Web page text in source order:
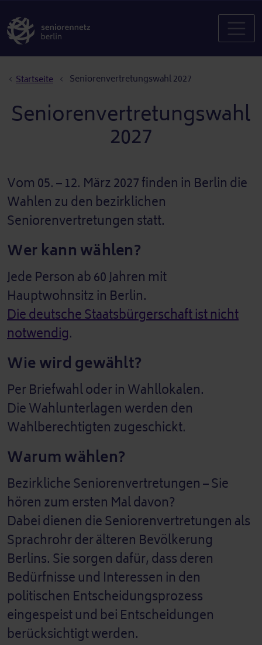
Startseite Seniorenvertretungswahl 2027
Seniorenvertretungswahl
2027
Vom 05. – 12. März 2027 finden in Berlin die
Wahlen zu den bezirklichen
Seniorenvertretungen statt.
Wer kann wählen?
Jede Person ab 60 Jahren mit
Hauptwohnsitz in Berlin.
Die deutsche Staatsbürgerschaft ist nicht
notwendig.
Wie wird gewählt?
Per Briefwahl oder in Wahllokalen.
Die Wahlunterlagen werden den
Wahlberechtigten zugeschickt.
Warum wählen?
Bezirkliche Seniorenvertretungen – Sie
hören zum ersten Mal davon?
Dabei dienen die Seniorenvertretungen als
Sprachrohr der älteren Bevölkerung
Berlins. Sie sorgen dafür, dass deren
Bedürfnisse und Interessen in den
politischen Entscheidungsprozess
eingespeist und bei Entscheidungen
berücksichtigt werden.